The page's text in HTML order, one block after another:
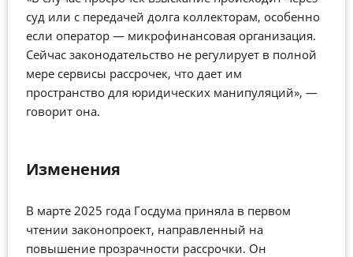
суд или с передачей долга коллекторам, особенно
если оператор — микрофинансовая организация.
Сейчас законодательство не регулирует в полной
мере сервисы рассрочек, что дает им
пространство для юридических манипуляций», —
говорит она.
Изменения
В марте 2025 года Госдума приняла в первом
чтении законопроект, направленный на
повышение прозрачности рассрочки. Он